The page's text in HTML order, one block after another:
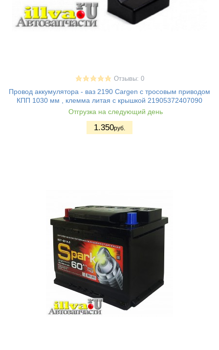
Отзывы: 0
Провод аккумулятора - ваз 2190 Cargen с тросовым приводом
КПП 1030 мм , клемма литая с крышкой 21905372407090
Отгрузка на следующий день
1.350руб.